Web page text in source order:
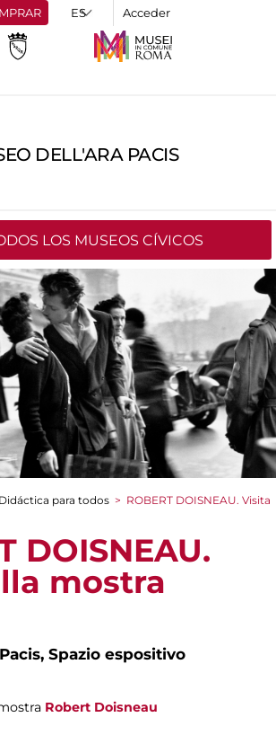
Acceder
DELL'ARA PACIS
LOS MUSEOS CÍVICOS
Didáctica para todos > ROBERT DOISNEAU. Visita
DOISNEAU.
mostra
Spazio espositivo
Robert Doisneau